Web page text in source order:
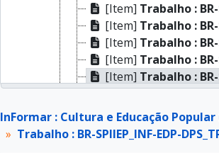
[Item] Trabalho :
[Item] Trabalho :
[Item] Trabalho :
[Item] Trabalho :
[Item] Trabalho :
[Item]Trabalho :
[Item]
Trabalho :
[Item]Trabalho :
[Item]
Trabalho :
InFormar : Cultura e Educação
Trabalho : BR-SPIIEP_INF-EDP-